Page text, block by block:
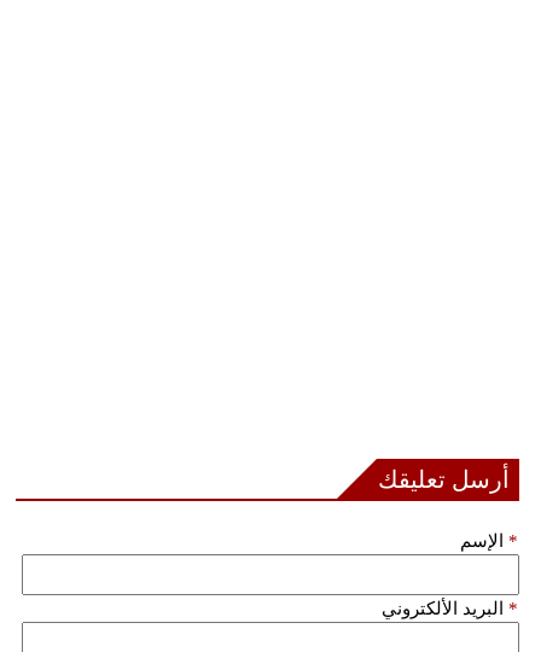
أرسل تعليقك
الإسم *
البريد الألكتروني *